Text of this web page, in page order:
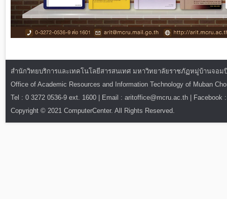
สำนักวิทยบริการและเทคโนโลยีสารสนเทศ มหาวิทยาลัยราชภัฏหมู่บ้านจอ
Office of Academic Resources and Information Technology of Muban
Tel : 0 3272 0536-9 ext. 1600 | Email : aritoffice@mcru.ac.th | Facebook
Copyright © 2021 ComputerCenter. All Rights Reserved.